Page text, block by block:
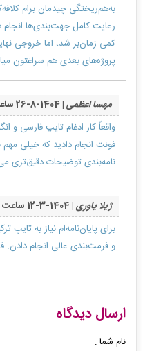
به‌هم‌ریختگی چیدمان برام
رعایت کامل جهت‌بندی‌ها انجام
کمی زمان‌بر شد، اما خروجی
پروژه‌های بعدی هم سراغتون
مهسا اعظمی| 1404-8-26 ساعت 16:54:23
واقعاً کار ادغام تایپ فارسی و
فونت انجام دادید که خیلی
نامه‌بندی توضیحات دقیق‌تری
ژیلا یاوری| 1404-3-12 ساعت 12:40:55
برای پایان‌نامه‌ام نیاز به
و فرمت‌بندی عالی انجام دادن.
ارسال دیدگاه
نام شما :